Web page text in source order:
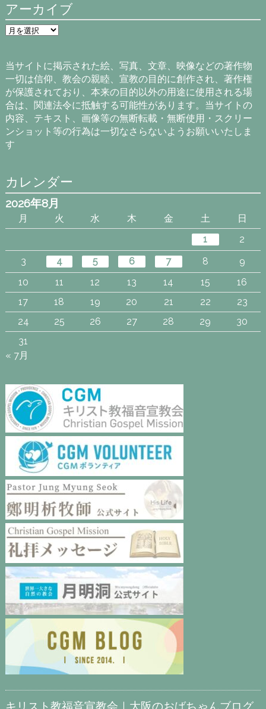
アーカイブ
ア
ー
ブ
当サイトに掲示された絵、写真、文章、映像などの著作物
一切は信仰、教会の親睦、宣教の目的に創作され、著作権
が保護されており、本来の目的以外の用途に使用される場
合は、関連法令に抵触する可能性があります。当サイトの
内容、テキスト、画像等の無断転載・無断使用・スクリー
ンショット等の行為は一切なさらないようお願いいたしま
す
カレンダー
2026年8月
月 火 水 木 金 土
日
1
2
3
4 5 6 7 8
9
10
11 12 13 14 15
16
17
18 19 20 21 22
23
24
25 26 27 28 29
30
31
« 7月
キリスト教福音宣教会｜大阪のおばちゃんブログ